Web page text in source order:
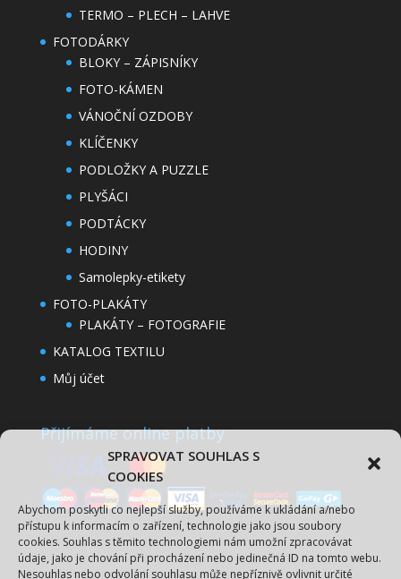
Spravovat Souhlas s
cookies
Abychom poskytli co nejlepší služby, používáme k ukládání a/nebo
přístupu k informacím o zařízení, technologie jako jsou soubory
cookies. Souhlas s těmito technologiemi nám umožní zpracovávat
údaje, jako je chování při procházení nebo jedinečná ID na tomto webu.
Nesouhlas nebo odvolání souhlasu může nepříznivě ovlivnit určité
TERMO – PLECH – LAHVE
FOTODÁRKY
BLOKY – ZÁPISNÍKY
FOTO-KÁMEN
VÁNOČNÍ OZDOBY
KLÍČENKY
PODLOŽKY A PUZZLE
PLYŠÁCI
PODTÁCKY
HODINY
Samolepky-etikety
FOTO-PLAKÁTY
PLAKÁTY – FOTOGRAFIE
KATALOG TEXTILU
Můj účet
Přijímáme online platby